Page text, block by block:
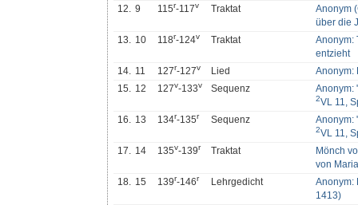
12. 9 115r-117v Traktat
Anonym
über die
13. 10 118r-124v Traktat
Anonym:
entzieht
14. 11 127r-127v Lied
Anonym:
15. 12 127v-133v Sequenz Anonym:
2VL 11,
16. 13 134r-135r Sequenz Anonym:
2VL 11,
17. 14 135v-139r Traktat
Mönch
von
18. 15 139r-146r Lehrgedicht
Anonym:
1413)